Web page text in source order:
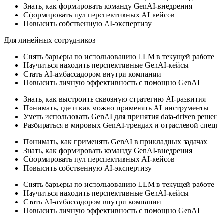
Знать, как формировать команду GenAI-внедрения
Сформировать пул перспективных AI-кейсов
Повысить собственную AI-экспертизу
Для линейных сотрудников
Снять барьеры по использованию LLM в текущей работе
Научиться находить перспективные GenAI-кейсы
Стать AI-амбассадором внутри компании
Повысить личную эффективность с помощью GenAI
Знать, как выстроить сквозную стратегию AI-развития
Понимать, где и как можно применять AI-инструменты
Уметь использовать GenAI для принятия data-driven
Разбираться в мировых GenAI-трендах и отраслевой
Понимать, как применять GenAI в прикладных задачах
Знать, как формировать команду GenAI-внедрения
Сформировать пул перспективных AI-кейсов
Повысить собственную AI-экспертизу
Снять барьеры по использованию LLM в текущей работе
Научиться находить перспективные GenAI-кейсы
Стать AI-амбассадором внутри компании
Повысить личную эффективность с помощью GenAI